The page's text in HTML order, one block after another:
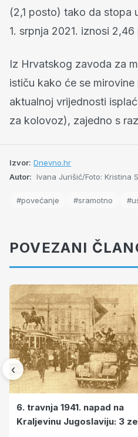
(2,1 posto) tako da stopa
1. srpnja 2021. iznosi 2,46
Iz Hrvatskog zavoda za
ističu kako će se
aktualnoj vrijednosti
za kolovoz), zajedno s
Izvor: Dnevno.hr
Autor: Ivana Jurišić/Foto: Kristina
#povećanje #sramotno
POVEZANI
‹
6. travnja 1941. napad na
Kraljevinu Jugoslaviju: 3